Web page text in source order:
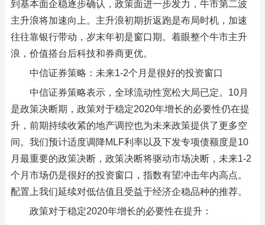
到基本面企稳逐步确认，政策面进一步发力，牛市第二波
主升浪将加速向上。主升浪初期折返跑是布局时机，加速
往往靠银行带动，岁末年初是窗口期。着眼整个牛市主升
浪，价值搭台后科技和券商更优。
中信证券策略：未来1-2个月是很好的投资窗口
中信证券策略表示，全球流动性宽松大局已定。10月
是政策决断期，政策对于稳定2020年增长的必要性仍在提
升，前期持续收紧的地产调控也为未来政策提供了更多空
间。我们预计适度调降MLF利率以及下发专项债额度是10
月最重要的政策决断，政策决断将驱动市场决断，未来1-2
个月市场仍是很好的投资窗口，指数有望冲击年内高点。
配置上我们延续对低估值且受益于经济企稳品种的推荐。
政策对于稳定2020年增长的必要性在提升：